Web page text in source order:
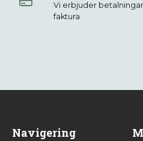
Vi erbjuder
faktura
Navigering